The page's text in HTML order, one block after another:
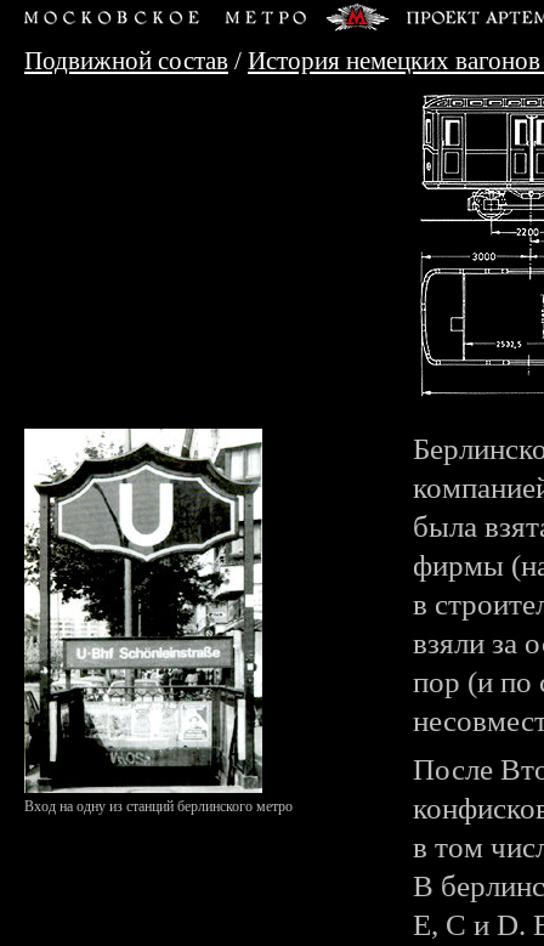
Подвижной состав / История немецких
Вход на одну из станций берлинского метро
была
фирмы
в
взяли за
пор (и по
После
в том
В
Е, C и D.